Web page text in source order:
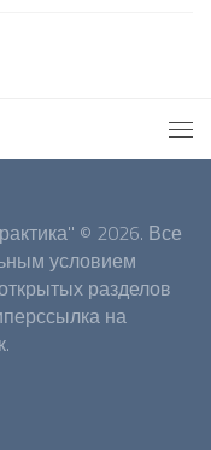
© 2026. Все
условием
разделов
на